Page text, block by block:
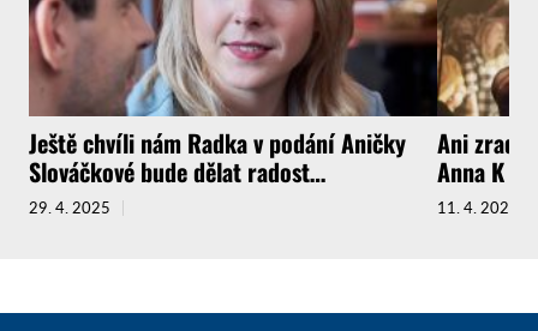
Ještě chvíli nám Radka v podání Aničky
Slováčkové bude dělat radost…
29. 4. 2025
Ani zrada
Anna K si
11. 4. 2025